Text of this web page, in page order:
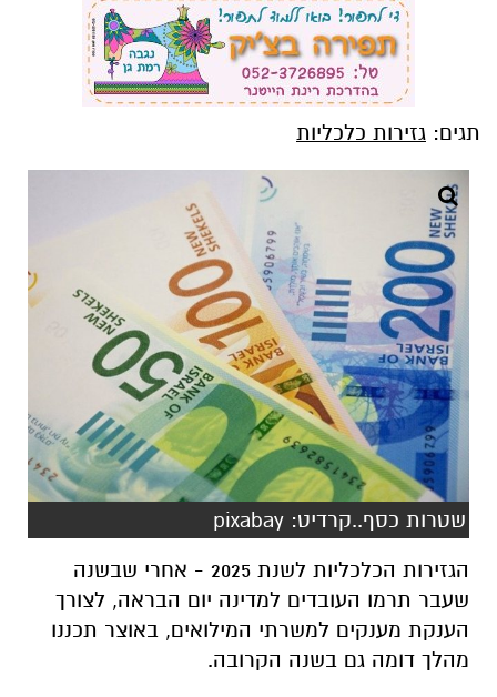
תגים: גזירות כלכליות
שטרות כסף..קרדיט: pixabay
הגזירות הכלכליות לשנת 2025 - אחרי שבשנה
שעבר תרמו העובדים למדינה יום הבראה, לצורך
הענקת מענקים למשרתי המילואים, באוצר תכננו
מהלך דומה גם בשנה הקרובה.